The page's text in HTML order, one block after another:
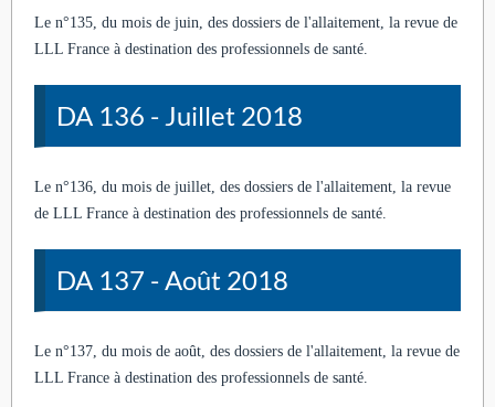
Le n°135, du mois de juin, des dossiers de l'allaitement, la revue de
LLL France à destination des professionnels de santé.
DA 136 - Juillet 2018
Le n°136, du mois de juillet, des dossiers de l'allaitement, la revue
de LLL France à destination des professionnels de santé.
DA 137 - Août 2018
Le n°137, du mois de août, des dossiers de l'allaitement, la revue de
LLL France à destination des professionnels de santé.